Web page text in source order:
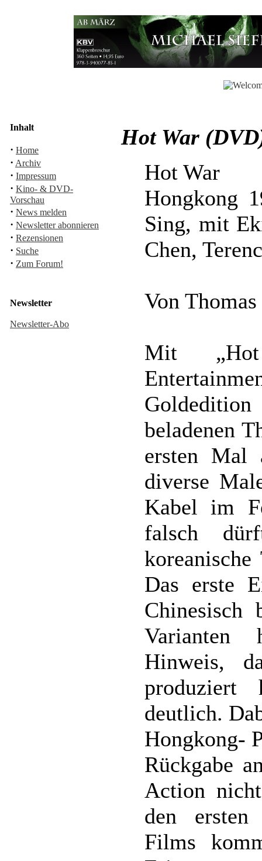
Inhalt
· Home
· Archiv
· Impressum
· Kino- & DVD-
Vorschau
· News melden
· Newsletter abonnieren
· Rezensionen
· Suche
· Zum Forum!
Newsletter
Newsletter-Abo
Hot War
Hot War
Hongkong
Sing, mit
Chen,
Von
Mit
beladenen
ersten
diverse
Kabel im
falsch
Das erste
Chinesisch
Varianten
Hinweis,
produziert
deutlich.
Hongkong-
Rückgabe
Action nicht
den ersten
Films